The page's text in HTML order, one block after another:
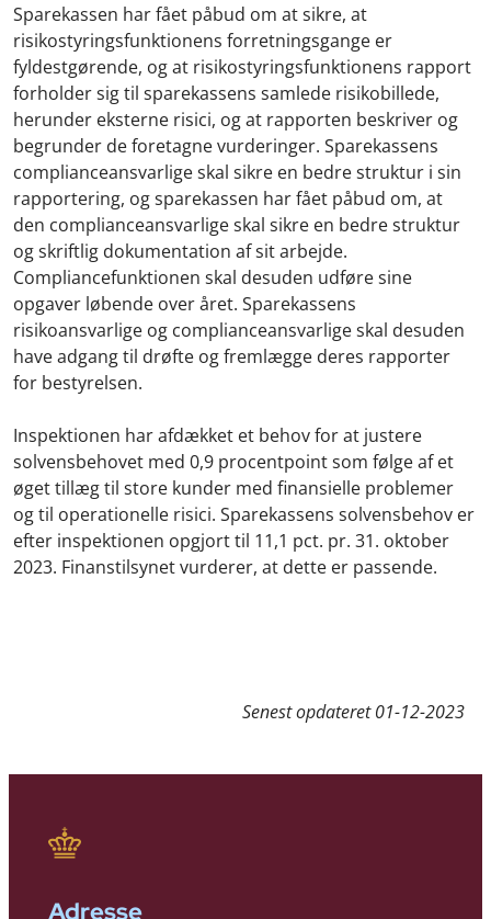
Sparekassen har fået påbud om at sikre, at
risikostyringsfunktionens forretningsgange er
fyldestgørende, og at risikostyringsfunktionens rapport
forholder sig til sparekassens samlede risikobillede,
herunder eksterne risici, og at rapporten beskriver og
begrunder de foretagne vurderinger. Sparekassens
complianceansvarlige skal sikre en bedre struktur i sin
rapportering, og sparekassen har fået påbud om, at
den complianceansvarlige skal sikre en bedre struktur
og skriftlig dokumentation af sit arbejde.
Compliancefunktionen skal desuden udføre sine
opgaver løbende over året. Sparekassens
risikoansvarlige og complianceansvarlige skal desuden
have adgang til drøfte og fremlægge deres rapporter
for bestyrelsen.
Inspektionen har afdækket et behov for at justere
solvensbehovet med 0,9 procentpoint som følge af et
øget tillæg til store kunder med finansielle problemer
og til operationelle risici. Sparekassens solvensbehov er
efter inspektionen opgjort til 11,1 pct. pr. 31. oktober
2023. Finanstilsynet vurderer, at dette er passende.
Senest opdateret01-12-2023
Adresse